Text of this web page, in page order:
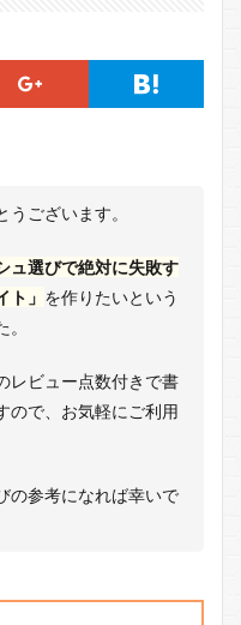
ございます。
ュ選びで絶対に失敗す
ト」 を作りたいという
レビュー点数付きで書
ので、お気軽にご利用
の参考になれば幸いで